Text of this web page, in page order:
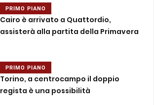
PRIMO PIANO
Cairo è arrivato a Quattordio,
assisterà alla partita della Primavera
PRIMO PIANO
Torino, a centrocampo il doppio
regista è una possibilità